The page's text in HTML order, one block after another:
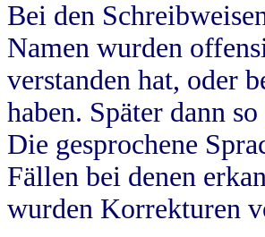
Bei den
Namen wurden
verstanden hat, oder
haben. Später dann
Die gesprochene
Fällen bei denen
wurden Korrekturen